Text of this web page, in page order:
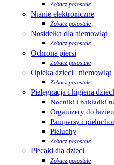
Zobacz pozostałe
Nianie elektroniczne
Zobacz pozostałe
Nosidełka dla niemowląt
Zobacz pozostałe
Ochrona piersi
Zobacz pozostałe
Opieka dzieci i niemowląt
Zobacz pozostałe
Pielęgnacja i higiena
Nocniki i nakładki
Organizery do
Pampersy i
Pieluchy
Zobacz pozostałe
Plecaki dla dzieci
Zobacz pozostałe